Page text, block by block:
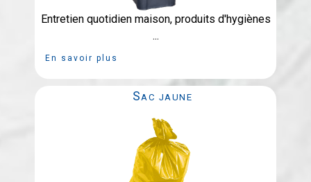
Entretien quotidien maison, produits d'hygiènes
...
En savoir plus
Sac jaune